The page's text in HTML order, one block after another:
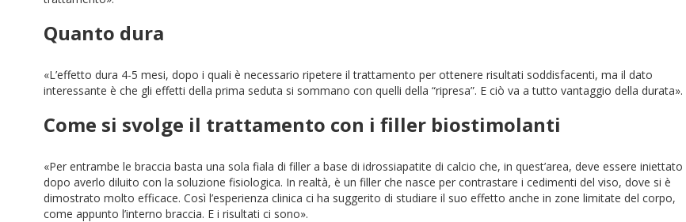
Quanto dura
«L’effetto dura 4-5 mesi, dopo i quali è necessario ripetere il trattamento per ottenere risultati soddisfacenti, ma il dato
interessante è che gli effetti della prima seduta si sommano con quelli della “ripresa”. E ciò va a tutto vantaggio della durata».
Come si svolge il trattamento con i filler biostimolanti
«Per entrambe le braccia basta una sola fiala di filler a base di idrossiapatite di calcio che, in quest’area, deve essere iniettato
dopo averlo diluito con la soluzione fisiologica. In realtà, è un filler che nasce per contrastare i cedimenti del viso, dove si è
dimostrato molto efficace. Così l’esperienza clinica ci ha suggerito di studiare il suo effetto anche in zone limitate del corpo,
come appunto l’interno braccia. E i risultati ci sono».